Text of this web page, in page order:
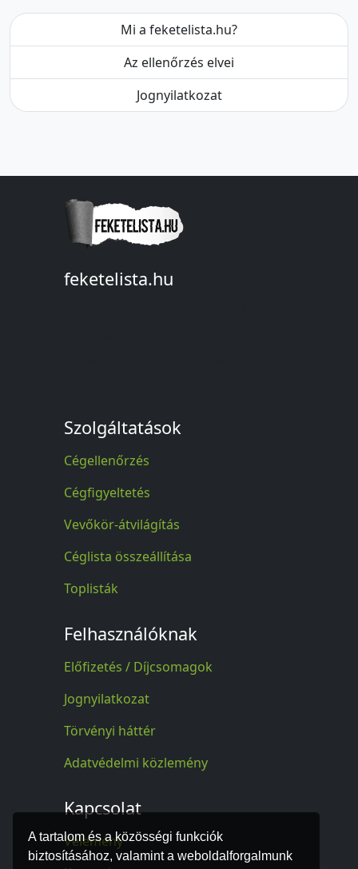
A tartalom és a közösségi funkciók
biztosításához, valamint a weboldalforgalmunk
Mi a feketelista.hu?
Az ellenőrzés elvei
Jognyilatkozat
feketelista.hu
Szolgáltatások
Cégellenőrzés
Cégfigyeltetés
Vevőkör-átvilágítás
Céglista összeállítása
Toplisták
Felhasználóknak
Előfizetés / Díjcsomagok
Jognyilatkozat
Törvényi háttér
Adatvédelmi közlemény
Kapcsolat
Vélemény